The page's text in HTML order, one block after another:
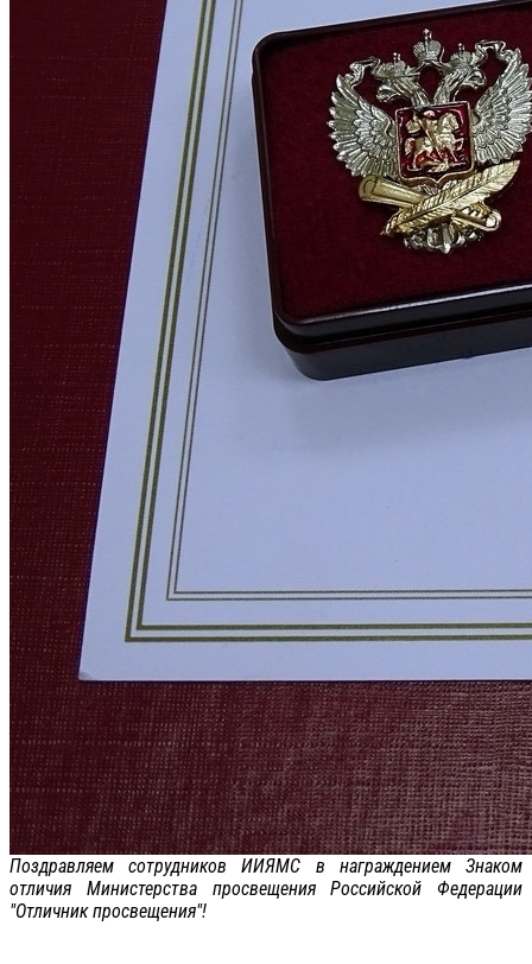
Поздравляем сотрудников ИИЯМС в награждением Знаком
отличия Министерства просвещения Российской Федерации
"Отличник просвещения"!